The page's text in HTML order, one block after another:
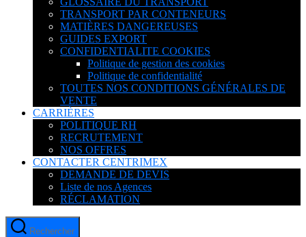
TRANSPORT PAR CONTENEURS
MATIÈRES DANGEREUSES
GUIDES EXPORT
CONFIDENTIALITE COOKIES
Politique de gestion des cookies
Politique de confidentialité
TOUTES NOS CONDITIONS GÉNÉRALES DE
VENTE
CARRIÈRES
POLITIQUE RH
RECRUTEMENT
NOS OFFRES
CONTACTER CENTRIMEX
DEMANDE DE DEVIS
Liste de nos Agences
RÉCLAMATION
Rechercher